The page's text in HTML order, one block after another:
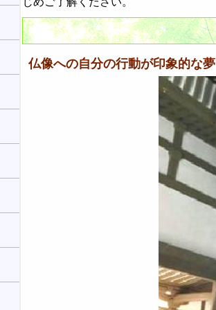
仏像への自分の行動が印象的な夢